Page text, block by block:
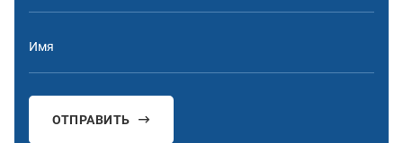
ОТПРАВИТЬ